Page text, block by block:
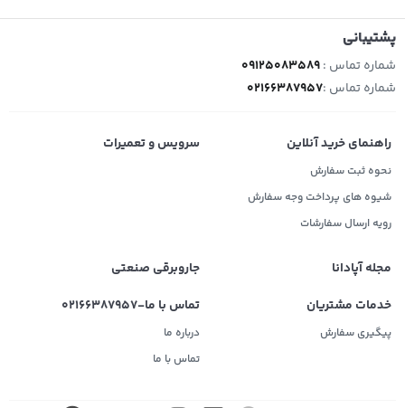
پشتیبانی
شماره تماس :09125083589
شماره تماس :02166387957
راهنمای خرید آنلاین
نحوه ثبت سفارش
شیوه های پرداخت وجه سفارش
رویه ارسال سفارشات
سرویس و تعمیرات
مجله آپادانا
جاروبرقی صنعتی
خدمات مشتریان
پیگیری سفارش
تماس با ما-02166387957
درباره ما
تماس با ما